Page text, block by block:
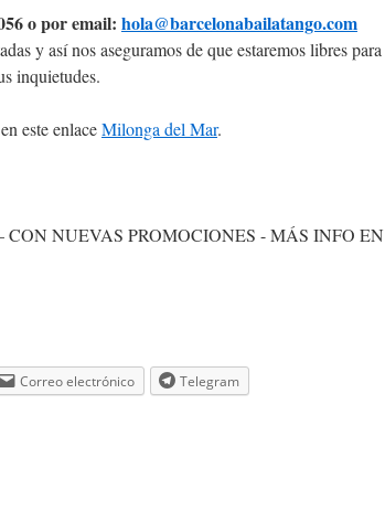
o por email: hola@barcelonabailatango.com
y así nos aseguramos de que estaremos libres para
inquietudes.
este enlaceMilonga del Mar.
CON NUEVAS PROMOCIONES - MÁS INFO EN
Correo electrónico Telegram